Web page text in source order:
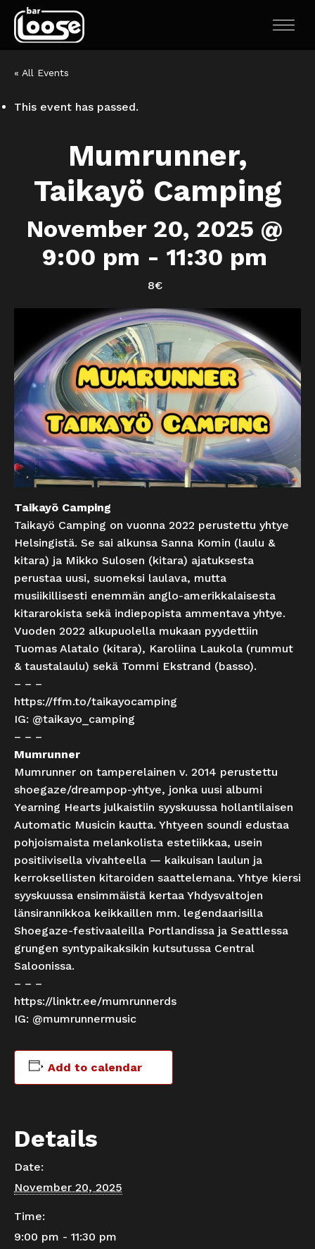
« All Events
This event has passed.
Mumrunner,
Taikayö Camping
November 20, 2025 @
9:00 pm - 11:30 pm
8€
Taikayö Camping
Taikayö Camping on vuonna 2022 perustettu yhtye
Helsingistä. Se sai alkunsa Sanna Komin (laulu &
kitara) ja Mikko Sulosen (kitara) ajatuksesta
perustaa uusi, suomeksi laulava, mutta
musiikillisesti enemmän anglo-amerikkalaisesta
kitararokista sekä indiepopista ammentava yhtye.
Vuoden 2022 alkupuolella mukaan pyydettiin
Tuomas Alatalo (kitara), Karoliina Laukola (rummut
& taustalaulu) sekä Tommi Ekstrand (basso).
– – –
https://ffm.to/taikayocamping
IG: @taikayo_camping
– – –
Mumrunner
Mumrunner on tamperelainen v. 2014 perustettu
shoegaze/dreampop-yhtye, jonka uusi albumi
Yearning Hearts julkaistiin syyskuussa hollantilaisen
Automatic Musicin kautta. Yhtyeen soundi edustaa
pohjoismaista melankolista estetiikkaa, usein
positiivisella vivahteella — kaikuisan laulun ja
kerroksellisten kitaroiden saattelemana. Yhtye kiersi
syyskuussa ensimmäistä kertaa Yhdysvaltojen
länsirannikkoa keikkaillen mm. legendaarisilla
Shoegaze-festivaaleilla Portlandissa ja Seattlessa
grungen syntypaikaksikin kutsutussa Central
Saloonissa.
– – –
https://linktr.ee/mumrunnerds
IG: @mumrunnermusic
Add to calendar
Details
Date:
November 20, 2025
Time:
9:00 pm - 11:30 pm